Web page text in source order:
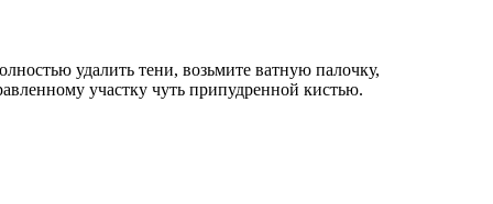
удалить тени, возьмите ватную палочку,
участку чуть припудренной кистью.